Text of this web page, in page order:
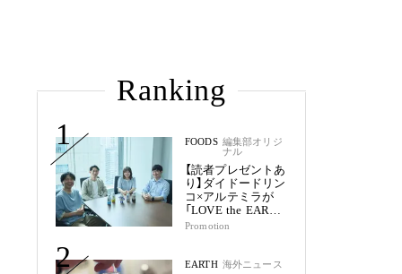
Ranking
1
FOODS 編集部オリジ
ナル
【読者プレゼントあ
り】ダイドードリン
コ×アルテミラが
「LOVE the EARTH
シリーズ」で目指す
Promotion
2 EARTH 海外ニュース